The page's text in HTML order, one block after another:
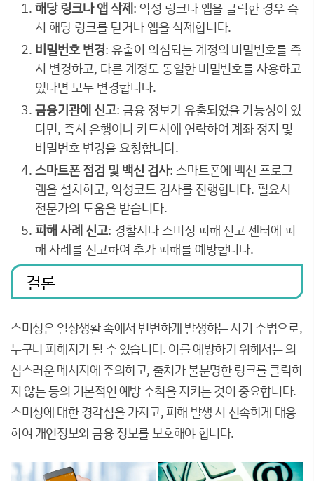
해당 링크나 앱 삭제: 악성 링크나 앱을 클릭한 경우 즉
시 해당 링크를 닫거나 앱을 삭제합니다.
비밀번호 변경: 유출이 의심되는 계정의 비밀번호를 즉
시 변경하고, 다른 계정도 동일한 비밀번호를 사용하고
있다면 모두 변경합니다.
금융기관에 신고: 금융 정보가 유출되었을 가능성이 있
다면, 즉시 은행이나 카드사에 연락하여 계좌 정지 및
비밀번호 변경을 요청합니다.
스마트폰 점검 및 백신 검사: 스마트폰에 백신 프로그
램을 설치하고, 악성코드 검사를 진행합니다. 필요시
전문가의 도움을 받습니다.
피해 사례 신고: 경찰서나 스미싱 피해 신고 센터에 피
해 사례를 신고하여 추가 피해를 예방합니다.
결론
스미싱은 일상생활 속에서 빈번하게 발생하는 사기 수법으로,
누구나 피해자가 될 수 있습니다. 이를 예방하기 위해서는 의
심스러운 메시지에 주의하고, 출처가 불분명한 링크를 클릭하
지 않는 등의 기본적인 예방 수칙을 지키는 것이 중요합니다.
스미싱에 대한 경각심을 가지고, 피해 발생 시 신속하게 대응
하여 개인정보와 금융 정보를 보호해야 합니다.